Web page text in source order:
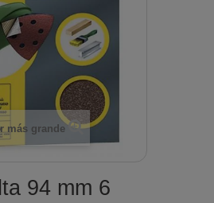
más grande
94 mm 6